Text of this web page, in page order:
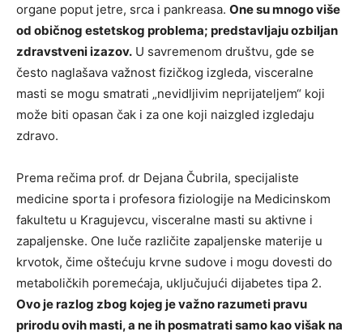
organe poput jetre, srca i pankreasa. One su mnogo više
od običnog estetskog problema; predstavljaju ozbiljan
zdravstveni izazov. U savremenom društvu, gde se
često naglašava važnost fizičkog izgleda, visceralne
masti se mogu smatrati „nevidljivim neprijateljem“ koji
može biti opasan čak i za one koji naizgled izgledaju
zdravo.
Prema rečima prof. dr Dejana Čubrila, specijaliste
medicine sporta i profesora fiziologije na Medicinskom
fakultetu u Kragujevcu, visceralne masti su aktivne i
zapaljenske. One luče različite zapaljenske materije u
krvotok, čime oštećuju krvne sudove i mogu dovesti do
metaboličkih poremećaja, uključujući dijabetes tipa 2.
Ovo je razlog zbog kojeg je važno razumeti pravu
prirodu ovih masti, a ne ih posmatrati samo kao višak na